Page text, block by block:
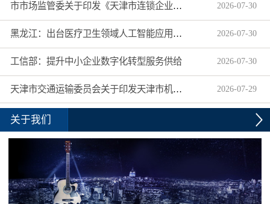
市市场监管委关于印发《天津市连锁企业食品经营许可“先证后核”信用承诺审批实施办法》的通知 2026-07-30
黑龙江：出台医疗卫生领域人工智能应用工作实施方案 2026-07-30
工信部：提升中小企业数字化转型服务供给 2026-07-30
天津市交通运输委员会关于印发天津市机动车驾驶员培训机构及教练员综合信用评价管理办法的通知 2026-07-29
关于我们